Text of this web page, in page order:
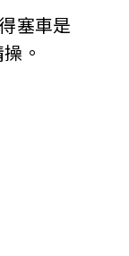
塞車是
。